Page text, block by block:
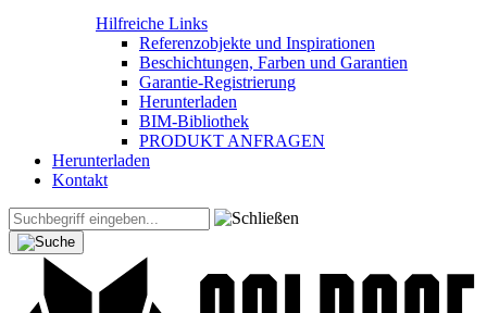
Hilfreiche Links
Referenzobjekte und Inspirationen
Beschichtungen, Farben und Garantien
Garantie-Registrierung
Herunterladen
BIM-Bibliothek
PRODUKT ANFRAGEN
Herunterladen
Kontakt